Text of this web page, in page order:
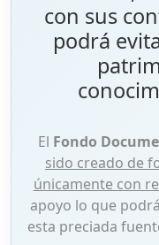
con sus
podrá
El Fondo
sido creado de
únicamente con
apoyo lo que
esta preciada